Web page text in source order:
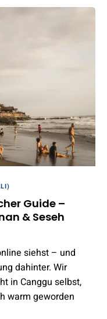
Guide –
& Seseh
siehst – und
dahinter. Wir
in Canggu selbst,
warm geworden